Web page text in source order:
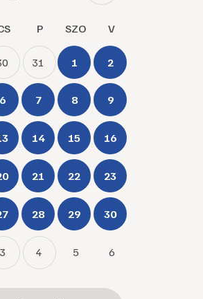
P SZO V
31 1 2
6 7 8 9
14 15 16
21 22 23
28 29 30
3 4 5 6